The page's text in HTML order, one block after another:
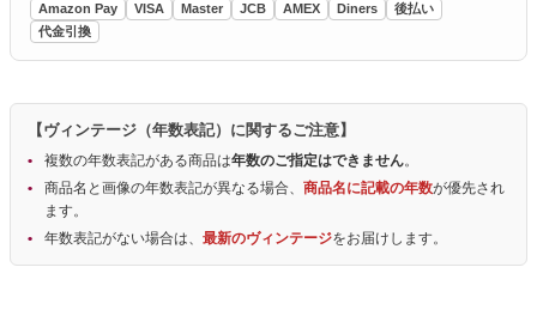
Amazon Pay VISA Master JCB AMEX Diners
後払い
代金引換
【ヴィンテージ（年数表記）に関するご注意】
複数の年数表記がある商品は年数のご指定はできません。
商品名と画像の年数表記が異なる場合、 商品名に記載の年数が優先され
ます。
年数表記がない場合は、 最新のヴィンテージをお届けします。